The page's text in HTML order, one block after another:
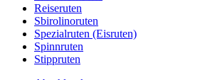
Reiseruten
Sbirolinoruten
Spezialruten (Eisruten)
Spinnruten
Stippruten